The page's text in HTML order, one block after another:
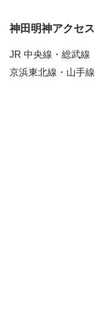
神田明神アクセス
JR 中央線・総武線
京浜東北線・山手